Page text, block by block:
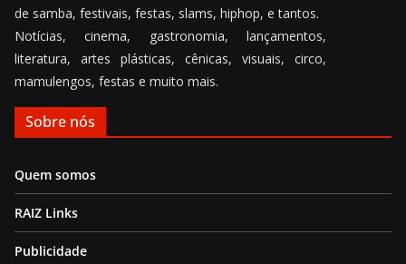
de samba, festivais, festas, slams, hiphop, e tantos.
Notícias, cinema, gastronomia, lançamentos,
literatura, artes plásticas, cênicas, visuais, circo,
mamulengos, festas e muito mais.
Sobre nós
Quem somos
RAIZ Links
Publicidade